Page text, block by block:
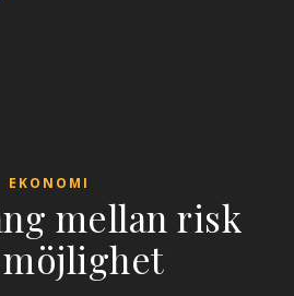
EKONOMI
mellan risk